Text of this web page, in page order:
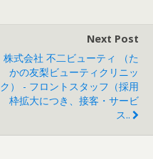
Next Post
株式会社 不二ビューティ （た
かの友梨ビューティクリニッ
ク） - フロントスタッフ（採用
枠拡大につき、接客・サービ
ス..